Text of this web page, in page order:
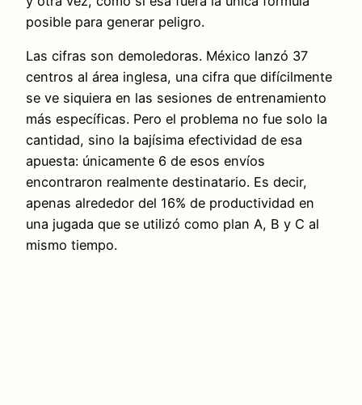
posible para generar peligro.
Las cifras son demoledoras. México lanzó 37
centros al área inglesa, una cifra que difícilmente
se ve siquiera en las sesiones de entrenamiento
más específicas. Pero el problema no fue solo la
cantidad, sino la bajísima efectividad de esa
apuesta: únicamente 6 de esos envíos
encontraron realmente destinatario. Es decir,
apenas alrededor del 16% de productividad en
una jugada que se utilizó como plan A, B y C al
mismo tiempo.